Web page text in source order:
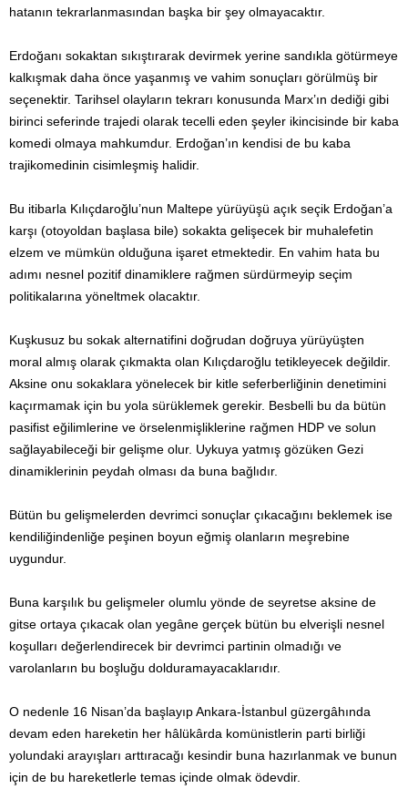
hatanın tekrarlanmasından başka bir şey olmayacaktır.
Erdoğanı sokaktan sıkıştırarak devirmek yerine sandıkla götürmeye
kalkışmak daha önce yaşanmış ve vahim sonuçları görülmüş bir
seçenektir. Tarihsel olayların tekrarı konusunda Marx’ın dediği gibi
birinci seferinde trajedi olarak tecelli eden şeyler ikincisinde bir kaba
komedi olmaya mahkumdur. Erdoğan’ın kendisi de bu kaba
trajikomedinin cisimleşmiş halidir.
Bu itibarla Kılıçdaroğlu’nun Maltepe yürüyüşü açık seçik Erdoğan’a
karşı (otoyoldan başlasa bile) sokakta gelişecek bir muhalefetin
elzem ve mümkün olduğuna işaret etmektedir. En vahim hata bu
adımı nesnel pozitif dinamiklere rağmen sürdürmeyip seçim
politikalarına yöneltmek olacaktır.
Kuşkusuz bu sokak alternatifini doğrudan doğruya yürüyüşten
moral almış olarak çıkmakta olan Kılıçdaroğlu tetikleyecek değildir.
Aksine onu sokaklara yönelecek bir kitle seferberliğinin denetimini
kaçırmamak için bu yola sürüklemek gerekir. Besbelli bu da bütün
pasifist eğilimlerine ve örselenmişliklerine rağmen HDP ve solun
sağlayabileceği bir gelişme olur. Uykuya yatmış gözüken Gezi
dinamiklerinin peydah olması da buna bağlıdır.
Bütün bu gelişmelerden devrimci sonuçlar çıkacağını beklemek ise
kendiliğindenliğe peşinen boyun eğmiş olanların meşrebine
uygundur.
Buna karşılık bu gelişmeler olumlu yönde de seyretse aksine de
gitse ortaya çıkacak olan yegâne gerçek bütün bu elverişli nesnel
koşulları değerlendirecek bir devrimci partinin olmadığı ve
varolanların bu boşluğu dolduramayacaklarıdır.
O nedenle 16 Nisan’da başlayıp Ankara-İstanbul güzergâhında
devam eden hareketin her hâlükârda komünistlerin parti birliği
yolundaki arayışları arttıracağı kesindir buna hazırlanmak ve bunun
için de bu hareketlerle temas içinde olmak ödevdir.